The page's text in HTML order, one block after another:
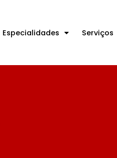
Especialidades Serviços